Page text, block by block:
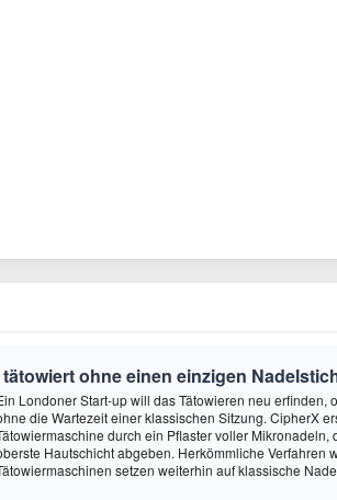
ohne einen einzigen
Londoner Start-up will das Tätowieren neu erfinden,
die Wartezeit einer klassischen Sitzung. CipherX
durch ein Pflaster voller Mikronadeln,
Hautschicht abgeben. Herkömmliche Verfahren
setzen weiterhin auf klassische